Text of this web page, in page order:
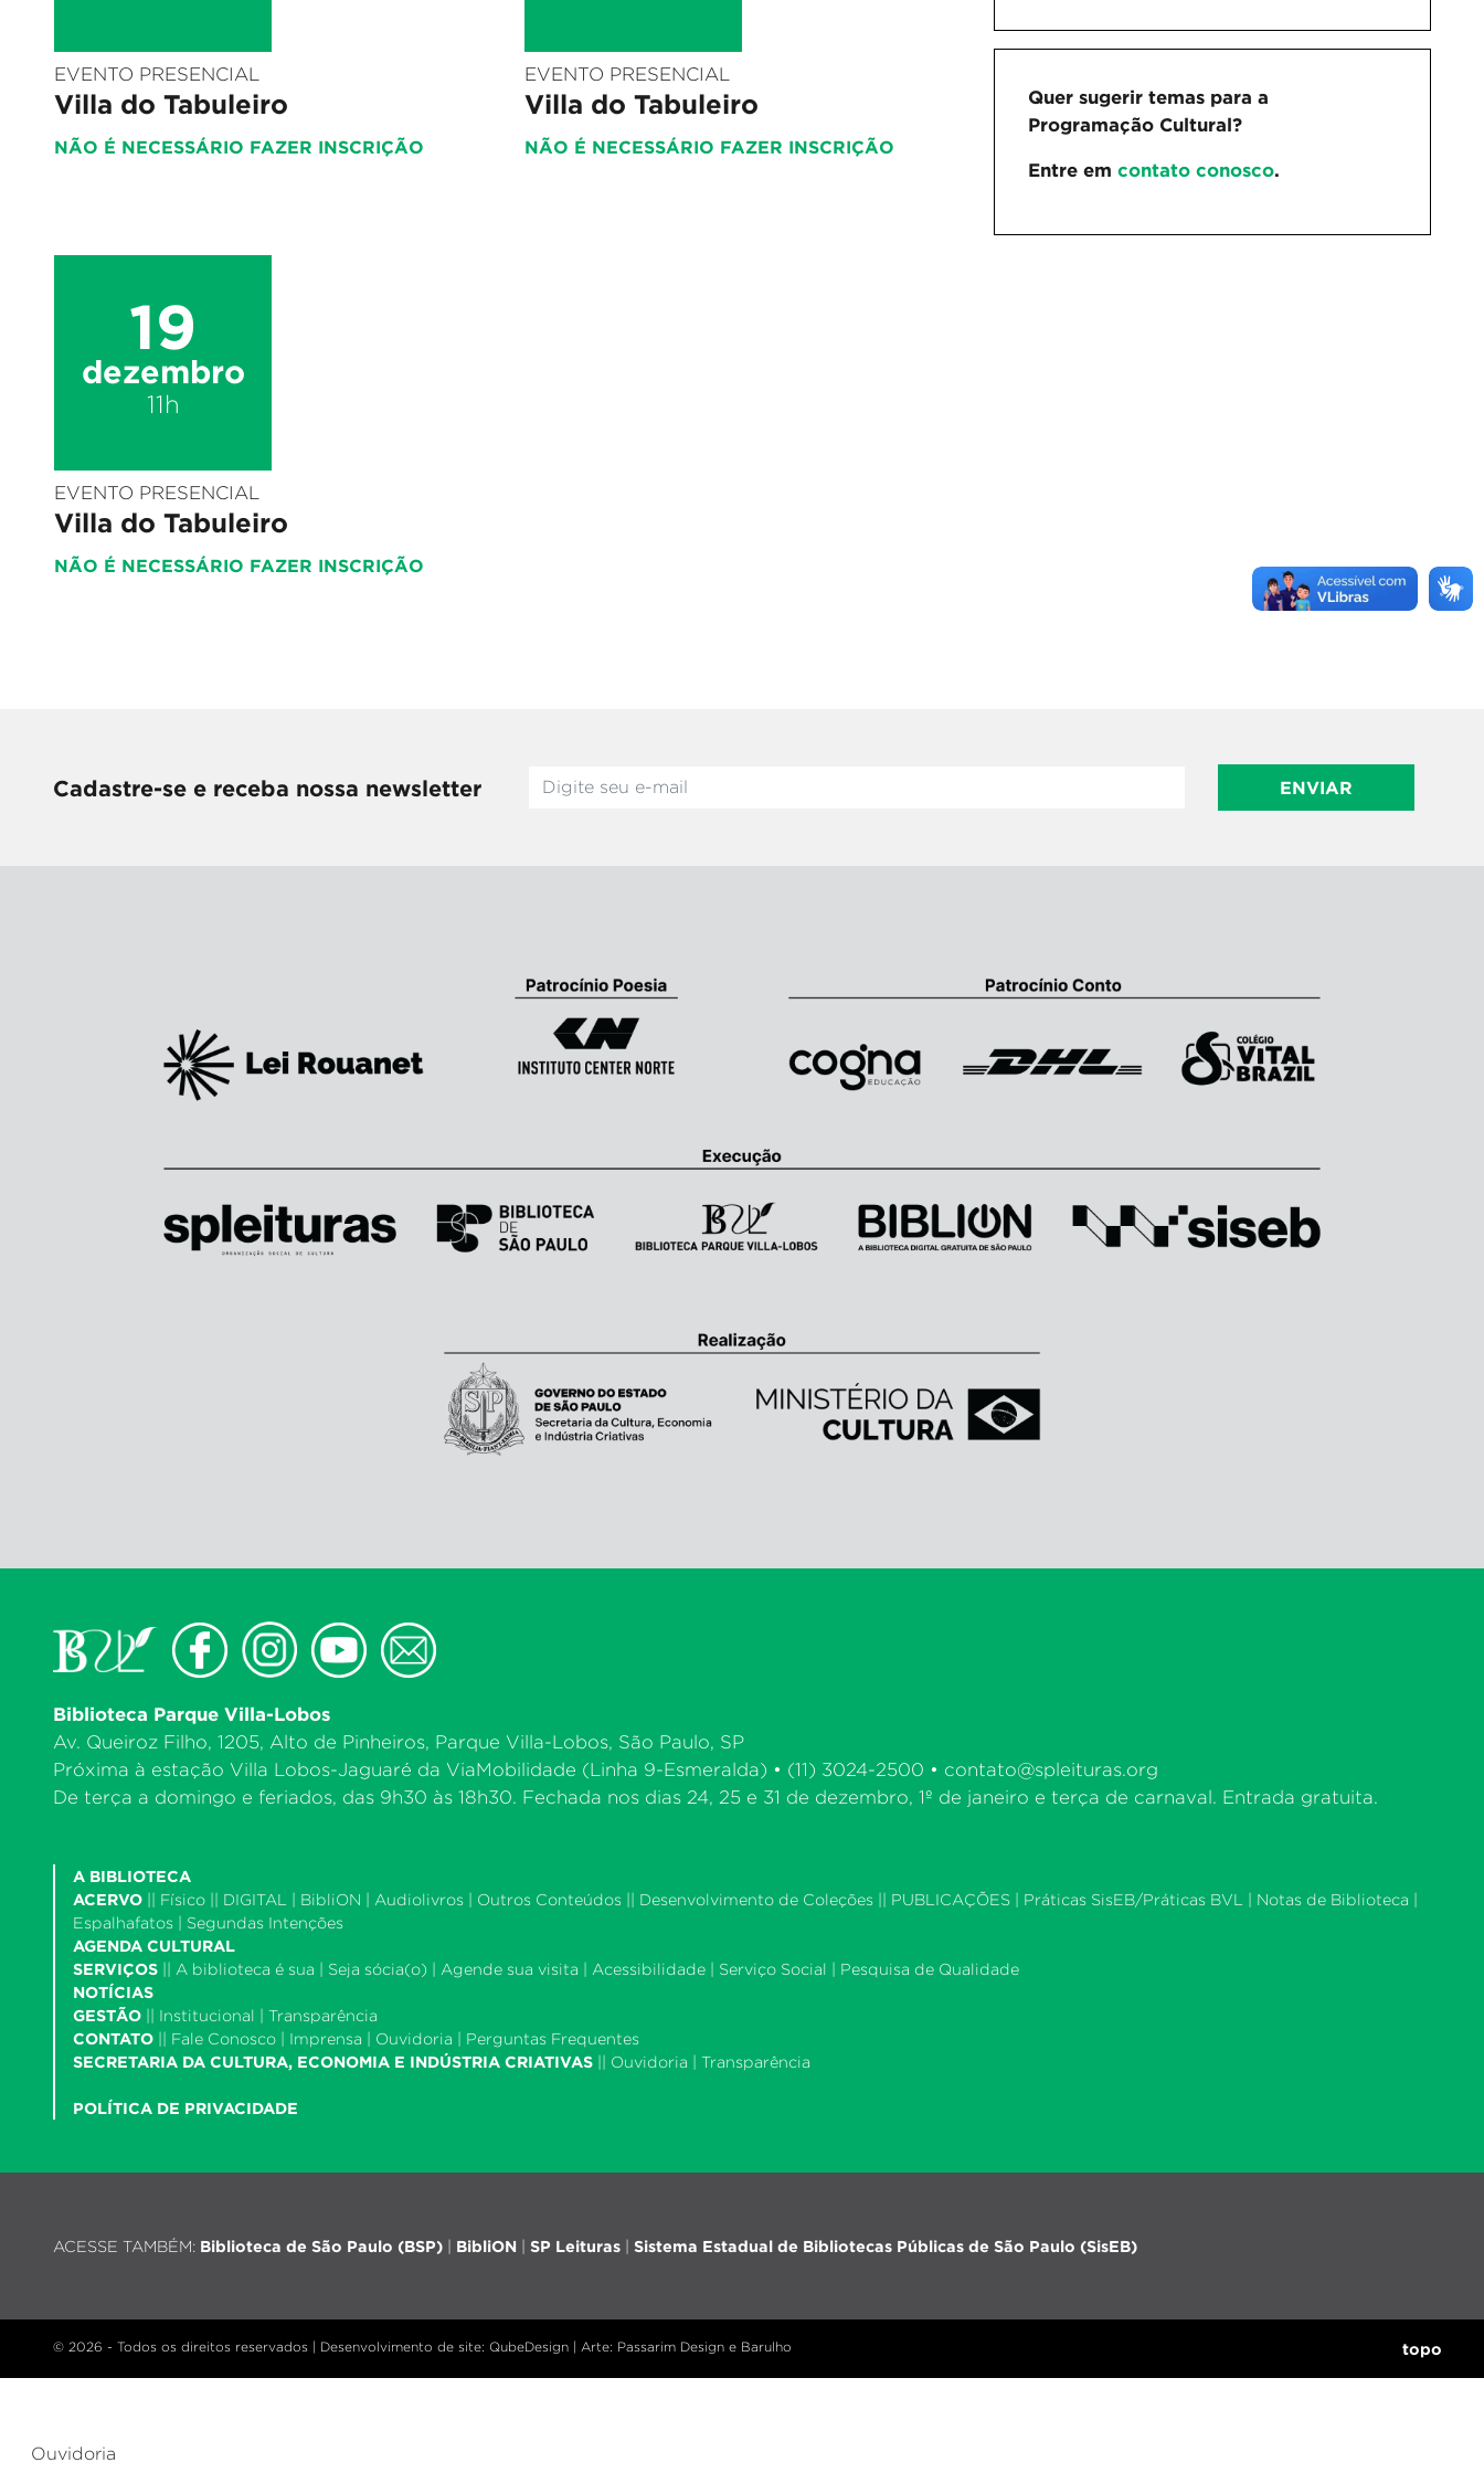
EVENTO PRESENCIAL
Villa do Tabuleiro
NÃO É NECESSÁRIO FAZER INSCRIÇÃO
EVENTO PRESENCIAL
Villa do Tabuleiro
NÃO É NECESSÁRIO FAZER INSCRIÇÃO
19
dezembro
11h
EVENTO PRESENCIAL
Villa do Tabuleiro
NÃO É NECESSÁRIO FAZER INSCRIÇÃO
Quer sugerir temas para a
Programação Cultural?
Entre em contato conosco.
Cadastre-se e receba nossa newsletter ENVIAR
Biblioteca Parque Villa-Lobos
Av. Queiroz Filho, 1205, Alto de Pinheiros, Parque Villa-Lobos, São Paulo, SP
Próxima à estação Villa Lobos-Jaguaré da ViaMobilidade (Linha 9-Esmeralda) • (11) 3024-2500 • contato@spleituras.org
De terça a domingo e feriados, das 9h30 às 18h30. Fechada nos dias 24, 25 e 31 de dezembro, 1º de janeiro e terça de carnaval. Entrada gratuita.
A BIBLIOTECA
ACERVO
Físico || DIGITAL | BibliON Audiolivros Outros Conteúdos Desenvolvimento de Coleções || PUBLICAÇÕES | Práticas SisEB/Práticas BVL Notas de Biblioteca
Espalhafatos
Segundas Intenções
AGENDA CULTURAL
SERVIÇOS
A biblioteca é sua Seja sócia(o) Agende sua visita Acessibilidade Serviço Social
Pesquisa de Qualidade
NOTÍCIAS
GESTÃO
Institucional
Transparência
CONTATO
Fale Conosco Imprensa Ouvidoria
Perguntas Frequentes
SECRETARIA DA CULTURA, ECONOMIA E INDÚSTRIA CRIATIVAS
Ouvidoria Transparência
POLÍTICA DE PRIVACIDADE
ACESSE TAMBÉM: Biblioteca de São Paulo (BSP) BibliON SP Leituras Sistema Estadual de Bibliotecas Públicas de São Paulo (SisEB)
© 2026 - Todos os direitos reservados | Desenvolvimento de site: QubeDesign | Arte: Passarim Design e Barulho topo
Ouvidoria